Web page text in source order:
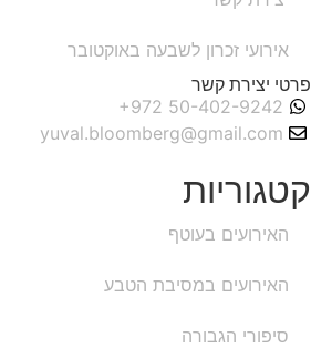
אירועי זכרון לשבעה באוקטובר
פרטי יצירת קשר
yuval.bloomberg@gmail.com
קטגוריות
האירועים בעוטף
האירועים במסיבת הטבע
סיפורי הגבורה